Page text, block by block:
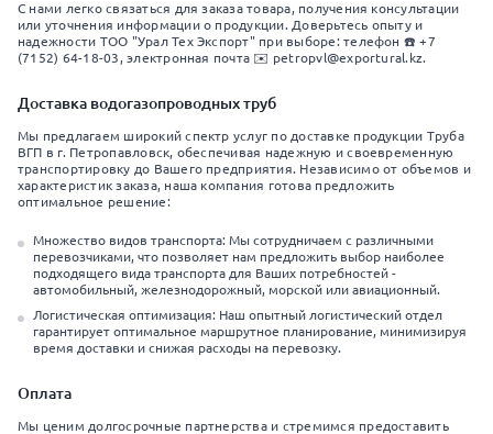
С нами легко связаться для заказа товара, получения консультации
или уточнения информации о продукции. Доверьтесь опыту и
надежности ТОО "Урал Тех Экспорт" при выборе: телефон ☎️ +7
(7152) 64-18-03, электронная почта ✉️ petropvl@exportural.kz.
Доставка водогазопроводных труб
Мы предлагаем широкий спектр услуг по доставке продукции Труба
ВГП в г. Петропавловск, обеспечивая надежную и своевременную
транспортировку до Вашего предприятия. Независимо от объемов и
характеристик заказа, наша компания готова предложить
оптимальное решение:
Множество видов транспорта: Мы сотрудничаем с различными
перевозчиками, что позволяет нам предложить выбор наиболее
подходящего вида транспорта для Ваших потребностей -
автомобильный, железнодорожный, морской или авиационный.
Логистическая оптимизация: Наш опытный логистический отдел
гарантирует оптимальное маршрутное планирование, минимизируя
время доставки и снижая расходы на перевозку.
Оплата
Мы ценим долгосрочные партнерства и стремимся предоставить